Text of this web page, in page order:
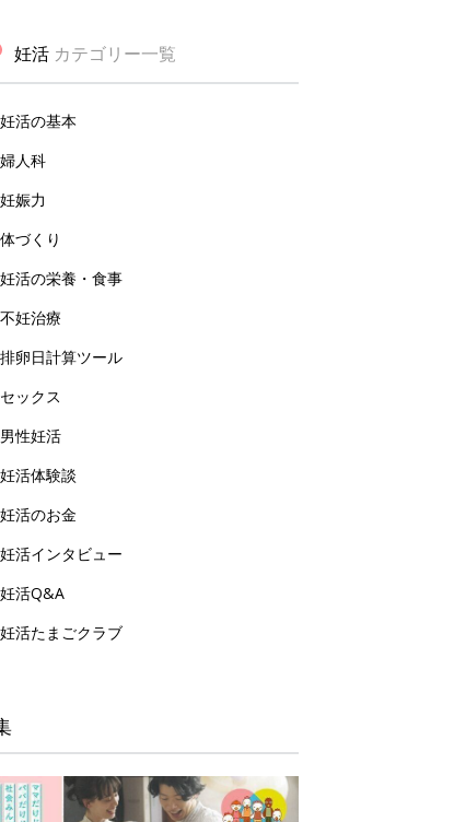
妊活 カテゴリー一覧
妊活の基本
婦人科
妊娠力
体づくり
妊活の栄養・食事
不妊治療
排卵日計算ツール
セックス
男性妊活
妊活体験談
妊活のお金
妊活インタビュー
妊活Q&A
妊活たまごクラブ